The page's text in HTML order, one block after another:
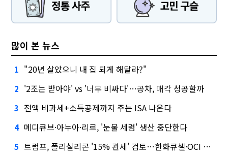
많이 본 뉴스
1 "20년 살았으니 내 집 되게 해달라?"
2 '2조는 받아야' vs '너무 비싸다'…공차, 매각 성공할까
3 전액 비과세+소득공제까지 주는 ISA 나온다
4 메디큐브·아누아·리르, '눈물 세럼' 생산 중단한다
5 트럼프, 폴리실리콘 '15% 관세' 검토…한화큐셀·OCI 영향은?